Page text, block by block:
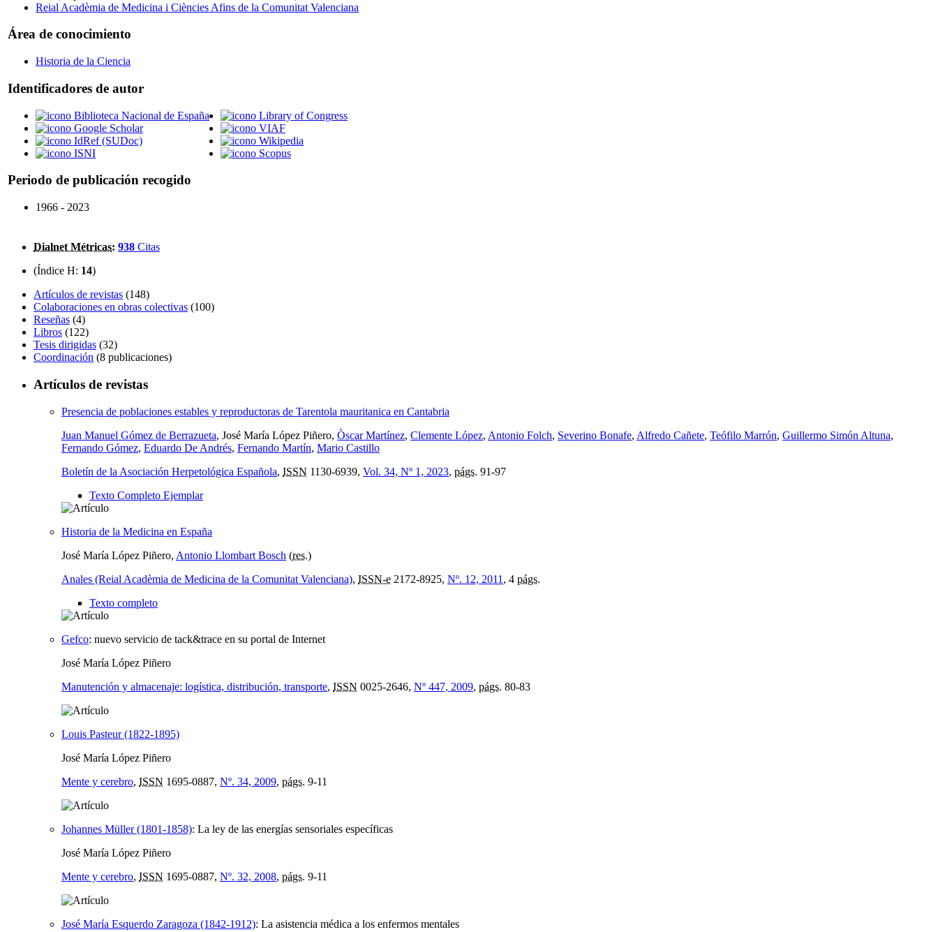
Reial Acadèmia de Medicina i Ciències Afins de la Comunitat Valenciana
Área de conocimiento
Historia de la Ciencia
Identificadores de autor
Biblioteca Nacional de España
Google Scholar
IdRef (SUDoc)
ISNI
Library of Congress
VIAF
Wikipedia
Scopus
Periodo de publicación recogido
1966 - 2023
Dialnet Métricas: 938 Citas
(Índice H: 14)
Artículos de revistas (148)
Colaboraciones en obras colectivas (100)
Reseñas (4)
Libros (122)
Tesis dirigidas (32)
Coordinación (8 publicaciones)
Artículos de revistas
Presencia de poblaciones estables y reproductoras de Tarentola mauritanica en Cantabria
Juan Manuel Gómez de Berrazueta, José María López Piñero, Òscar Martínez, Clemente López, Antonio Folch, Severino Bonafe, Alfredo Cañete, Teófilo Marrón, Guillermo Simón Altuna,
Fernando Gómez, Eduardo De Andrés, Fernando Martín, Mario Castillo
Boletín de la Asociación Herpetológica Española, ISSN 1130-6939, Vol. 34, Nº 1, 2023, págs. 91-97
Texto Completo Ejemplar
Historia de la Medicina en España
José María López Piñero, Antonio Llombart Bosch (res.)
Anales (Reial Acadèmia de Medicina de la Comunitat Valenciana), ISSN-e 2172-8925, Nº. 12, 2011 , 4 págs.
Texto completo
Gefco: nuevo servicio de tack&trace en su portal de Internet
José María López Piñero
Manutención y almacenaje: logística, distribución, transporte, ISSN 0025-2646, Nº 447, 2009, págs. 80-83
Louis Pasteur (1822-1895)
José María López Piñero
Mente y cerebro, ISSN 1695-0887, Nº. 34, 2009, págs. 9-11
Johannes Müller (1801-1858): La ley de las energías sensoriales específicas
José María López Piñero
Mente y cerebro, ISSN 1695-0887, Nº. 32, 2008, págs. 9-11
José María Esquerdo Zaragoza (1842-1912): La asistencia médica a los enfermos mentales